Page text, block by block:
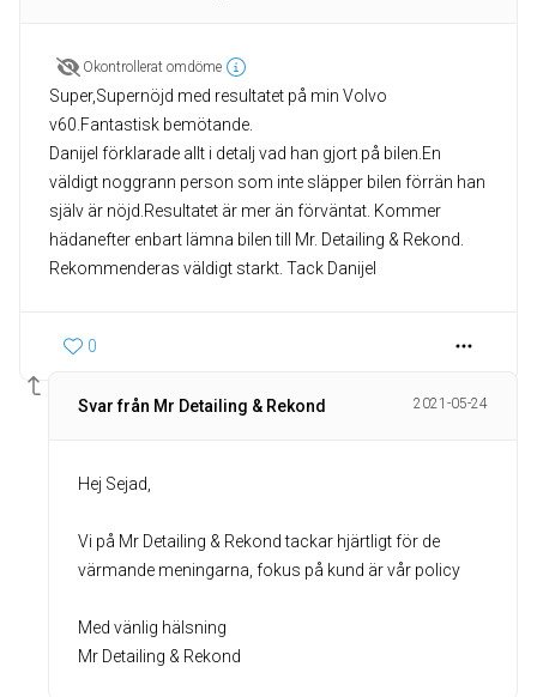
Okontrollerat omdöme
Super,Supernöjd med resultatet på min Volvo
v60.Fantastisk bemötande.
Danijel förklarade allt i detalj vad han gjort på bilen.En
väldigt noggrann person som inte släpper bilen förrän han
själv är nöjd.Resultatet är mer än förväntat. Kommer
hädanefter enbart lämna bilen till Mr. Detailing & Rekond.
Rekommenderas väldigt starkt. Tack Danijel
0
Svar från Mr Detailing & Rekond 2021-05-24
Hej Sejad,
Vi på Mr Detailing & Rekond tackar hjärtligt för de
värmande meningarna, fokus på kund är vår policy
Med vänlig hälsning
Mr Detailing & Rekond